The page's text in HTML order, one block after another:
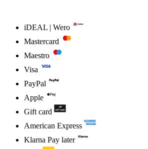
iDEAL | Wero
Mastercard
Maestro
Visa
PayPal
Apple
Gift card
American Express
Klarna Pay later